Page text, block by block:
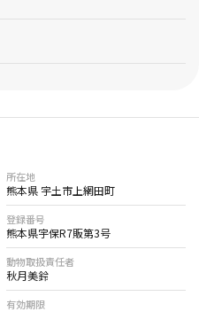
所在地
熊本県 宇土市上網田町
登録番号
熊本県宇保R7販第3号
動物取扱責任者
秋月美鈴
有効期限